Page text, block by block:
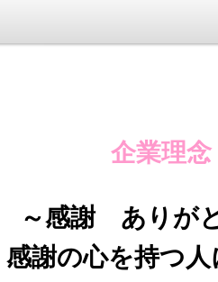
企業理念
～感謝 ありが
感謝の心を持つ